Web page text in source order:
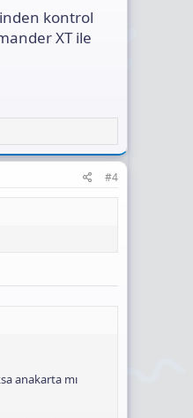
kontrol
XT ile
#4
anakarta mı